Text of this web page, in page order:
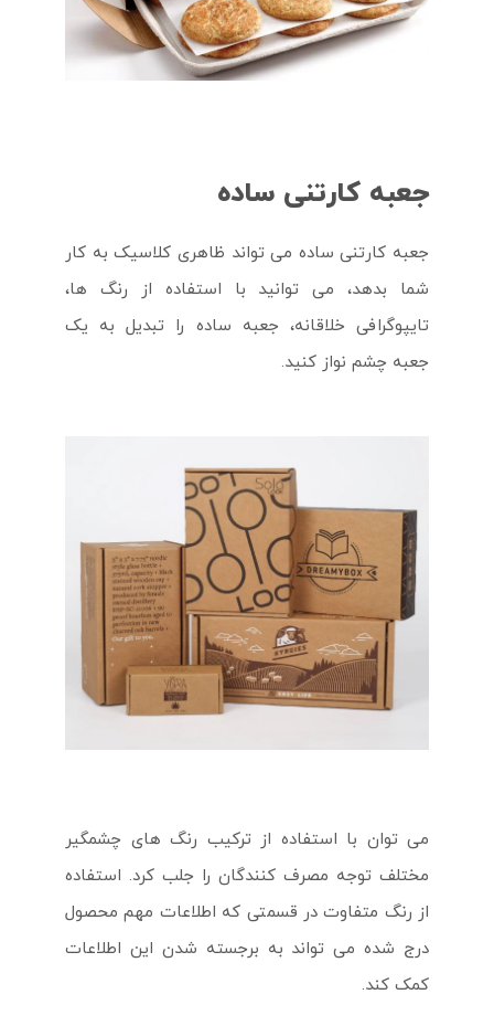
جعبه کارتنی ساده
جعبه کارتنی ساده می تواند ظاهری کلاسیک به کار
شما بدهد، می توانید با استفاده از رنگ ها،
تایپوگرافی خلاقانه، جعبه ساده را تبدیل به یک
جعبه چشم نواز کنید.
می توان با استفاده از ترکیب رنگ های چشمگیر
مختلف توجه مصرف کنندگان را جلب کرد. استفاده
از رنگ متفاوت در قسمتی که اطلاعات مهم محصول
درج شده می تواند به برجسته شدن این اطلاعات
کمک کند.